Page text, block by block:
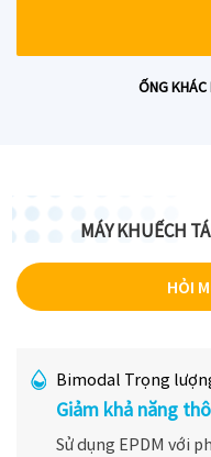
ỐNG KHÁC
MÁY KHUẾCH
HỎI
Bimodal Trọng
Giảm khả năng
Sử dụng EPDM với